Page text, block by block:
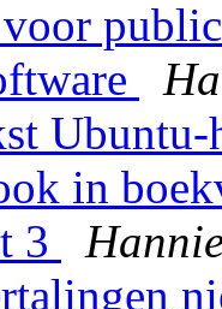
in
3